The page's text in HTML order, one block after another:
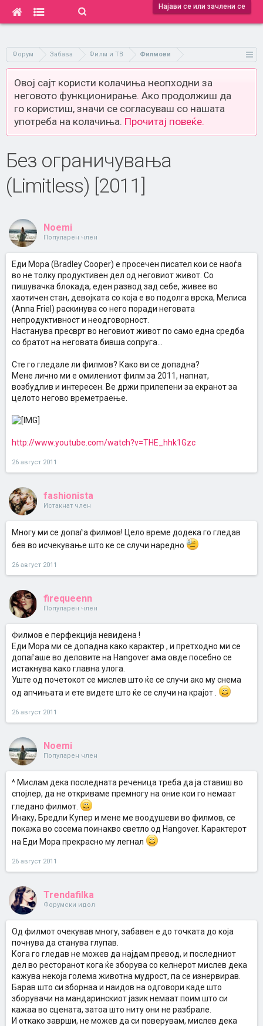
Најави се или зачлени се
Форум Забава Филм и ТВ Филмови
Овој сајт користи колачиња неопходни за
неговото функционирање. Ако продолжиш да
го користиш, значи се согласуваш со нашата
употреба на колачиња. Прочитај повеќе.
Без ограничувања
(Limitless) [2011]
Noemi
Популарен член
Еди Мора (Bradley Cooper) е просечен писател кои се наоѓа
во не толку продуктивен дел од неговиот живот. Со
пишувачка блокада, еден развод зад себе, живее во
хаотичен стан, девојката со која е во подолга врска, Мелиса
(Anna Friel) раскинува со него поради неговата
непродуктивност и неодговорност.
Настанува пресврт во неговиот живот по само една средба
со братот на неговата бивша сопруга...
Сте го гледале ли филмов? Како ви се допадна?
Мене лично ми е омилениот филм за 2011, напнат,
возбудлив и интересен. Ве држи прилепени за екранот за
целото негово времетраење.
http://www.youtube.com/watch?v=THE_hhk1Gzc
26 август 2011
fashionista
Истакнат член
Многу ми се допаѓа филмов! Цело време додека го гледав
бев во исчекување што ке се случи наредно
26 август 2011
firequeenn
Популарен член
Филмов е перфекција невидена !
Еди Мора ми се допадна како карактер , и претходно ми се
допаѓаше во деловите на Hangover ама овде посебно се
истакнува како главна улога.
Уште од почетокот се мислев што ќе се случи ако му снема
од апчињата и ете видете што ќе се случи на крајот .
26 август 2011
Noemi
Популарен член
^ Мислам дека последната реченица треба да ја ставиш во
спојлер, да не откриваме премногу на оние кои го немаат
гледано филмот.
Инаку, Бредли Купер и мене ме воодушеви во филмов, се
покажа во сосема поинакво светло од Hangover. Карактерот
на Еди Мора прекрасно му легнал
26 август 2011
Trendafilka
Форумски идол
Од филмот очекував многу, забавен е до точката до која
почнува да станува глупав.
Кога го гледав не можев да најдам превод, и последниот
дел во ресторанот кога ќе зборува со келнерот мислев дека
кажува некоја голема животна мудрост, па се изнервирав.
Барав што си зборнаа и наидов на одговори каде што
зборувачи на мандаринскиот јазик немаат поим што си
кажаа во сцената, затоа што ниту они не разбрале.
И откако заврши, не можев да си поверувам, мислев дека